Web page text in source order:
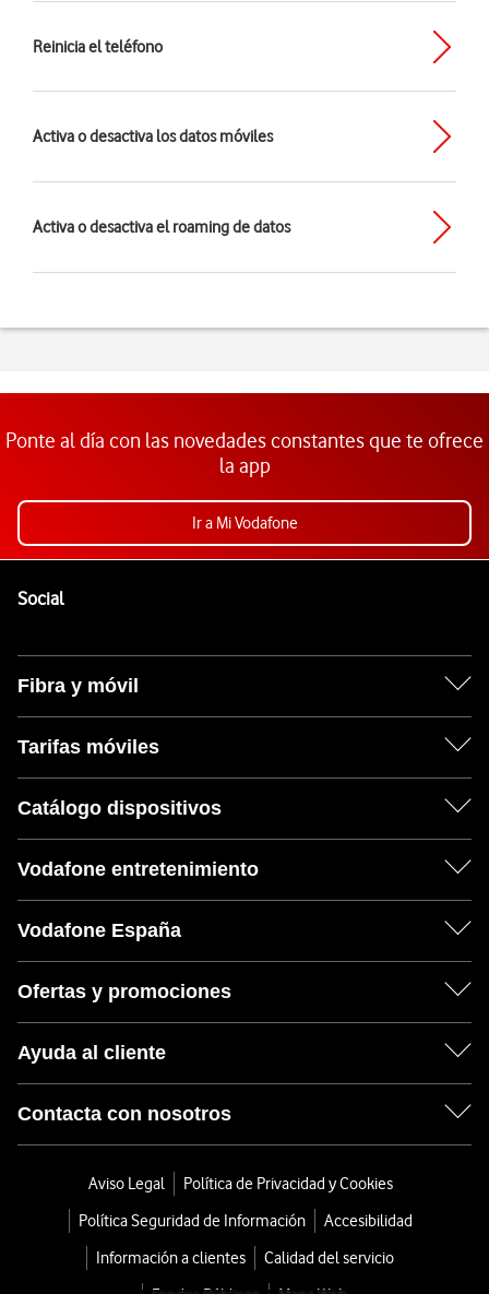
Reinicia el teléfono
Activa o desactiva los datos móviles
Activa o desactiva el roaming de datos
Ponte al día con las novedades constantes que te ofrece
la app
Ir a Mi Vodafone
SocialEnlaces a las redes sociales de Vodafone
Fibra y móvil
Tarifas móviles
Catálogo dispositivos
Vodafone entretenimiento
Vodafone España
Ofertas y promociones
Ayuda al cliente
Contacta con nosotros
Aviso Legal
Política de Privacidad y Cookies
Política Seguridad de Información
Accesibilidad
Información a clientes
Calidad del servicio